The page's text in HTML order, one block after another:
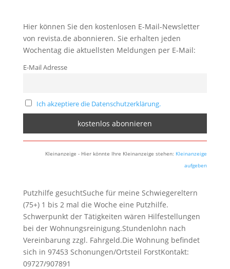
Hier können Sie den kostenlosen E-Mail-Newsletter
von revista.de abonnieren. Sie erhalten jeden
Wochentag die aktuellsten Meldungen per E-Mail:
E-Mail Adresse
Ich akzeptiere die Datenschutzerklärung.
Kleinanzeige - Hier könnte Ihre Kleinanzeige stehen: Kleinanzeige
aufgeben
Putzhilfe gesuchtSuche für meine Schwiegereltern
(75+) 1 bis 2 mal die Woche eine Putzhilfe.
Schwerpunkt der Tätigkeiten wären Hilfestellungen
bei der Wohnungsreinigung.Stundenlohn nach
Vereinbarung zzgl. Fahrgeld.Die Wohnung befindet
sich in 97453 Schonungen/Ortsteil ForstKontakt:
09727/907891